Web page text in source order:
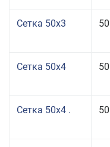
Сетка 50x3 50
Сетка 50x4 50
Сетка 50x4 . 50